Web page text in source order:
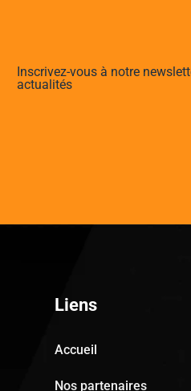
Inscrivez-vous à notre
actualités
Liens
Accueil
Nos partenaires